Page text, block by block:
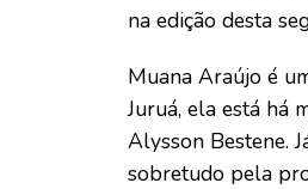
na edição desta
Muana Araújo é
Juruá, ela está há
Alysson Bestene.
sobretudo pela